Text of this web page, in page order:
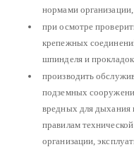
нормами
при осмотре
крепежных
шпинделя и
производить
подземных
вредных для дыхания
правилам
организации,